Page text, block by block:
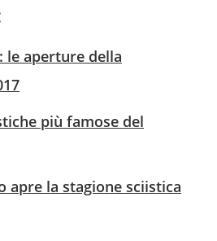
le aperture della
più famose del
apre la stagione sciistica